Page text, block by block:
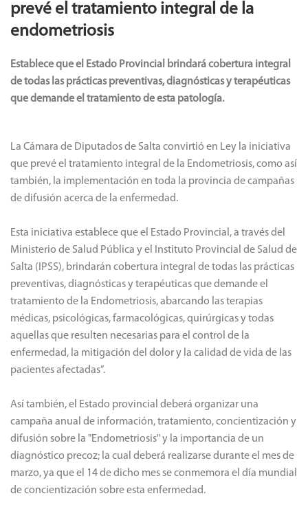
prevé el tratamiento integral de la
endometriosis
Establece que el Estado Provincial brindará cobertura integral
de todas las prácticas preventivas, diagnósticas y terapéuticas
que demande el tratamiento de esta patología.
La Cámara de Diputados de Salta convirtió en Ley la iniciativa
que prevé el tratamiento integral de la Endometriosis, como así
también, la implementación en toda la provincia de campañas
de difusión acerca de la enfermedad.
Esta iniciativa establece que el Estado Provincial, a través del
Ministerio de Salud Pública y el Instituto Provincial de Salud de
Salta (IPSS), brindarán cobertura integral de todas las prácticas
preventivas, diagnósticas y terapéuticas que demande el
tratamiento de la Endometriosis, abarcando las terapias
médicas, psicológicas, farmacológicas, quirúrgicas y todas
aquellas que resulten necesarias para el control de la
enfermedad, la mitigación del dolor y la calidad de vida de las
pacientes afectadas”.
Así también, el Estado provincial deberá organizar una
campaña anual de información, tratamiento, concientización y
difusión sobre la "Endometriosis" y la importancia de un
diagnóstico precoz; la cual deberá realizarse durante el mes de
marzo, ya que el 14 de dicho mes se conmemora el día mundial
de concientización sobre esta enfermedad.